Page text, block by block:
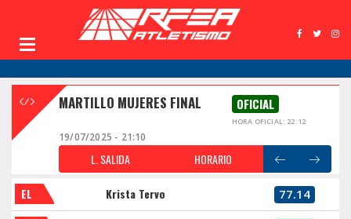
MARTILLO MUJERES FINAL OFICIAL
HORA OFICIAL: 22:12
19/07/2025 - 21:10
L. SALIDA HORARIO
EL Krista Tervo 77.14